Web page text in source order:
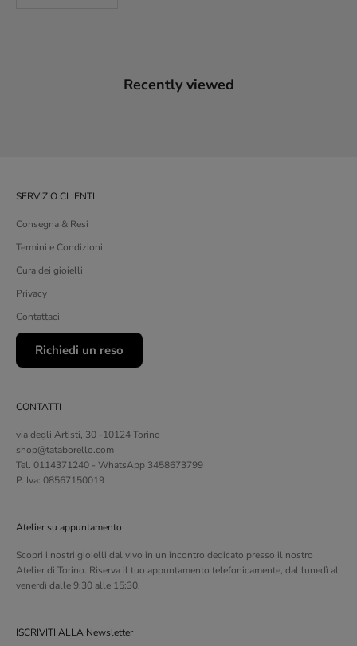
Recently viewed
SERVIZIO CLIENTI
Consegna & Resi
Termini e Condizioni
Cura dei gioielli
Privacy
Contattaci
Richiedi un reso
CONTATTI
via degli Artisti, 30 -10124 Torino
shop@tataborello.com
Tel. 0114371240 - WhatsApp 3458673799
P. Iva: 08567150019
Atelier su appuntamento
Scopri i nostri gioielli dal vivo in un incontro dedicato presso il nostro
Atelier di Torino. Riserva il tuo appuntamento telefonicamente, dal lunedì al
venerdì dalle 9:30 alle 15:30.
ISCRIVITI ALLA Newsletter